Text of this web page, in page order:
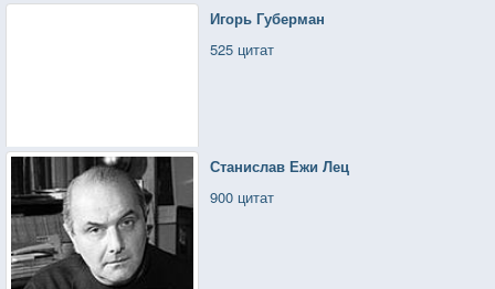
Игорь Губерман
525 цитат
Станислав Ежи Лец
900 цитат